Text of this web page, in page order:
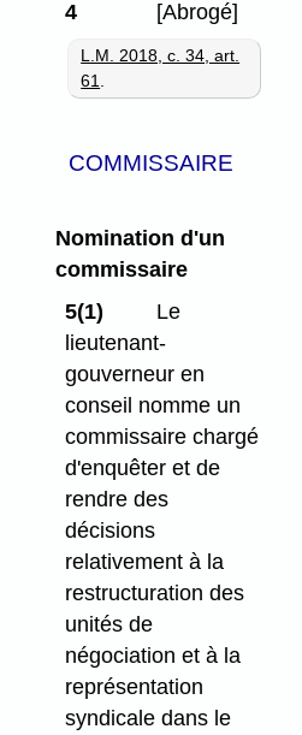
4 [Abrogé]
L.M. 2018, c. 34, art.
61
COMMISSAIRE
Nomination d'un
commissaire
5(1)
Le
lieutenant-
gouverneur en
conseil nomme un
commissaire chargé
d'enquêter et de
rendre des
décisions
relativement à la
restructuration des
unités de
négociation et à la
représentation
syndicale dans le